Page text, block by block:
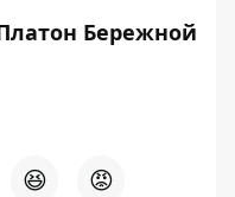
Бережной
😆 😡